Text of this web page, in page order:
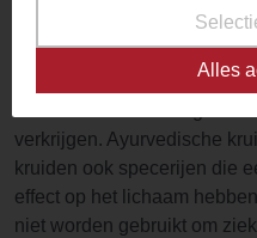
een holistische, traditionele
bekend staat als Ayurveda
eeuwenoude Indiase
verkrijgen. Ayurvedische
kruiden ook specerijen die
effect op het lichaam
niet worden gebruikt om
Alles